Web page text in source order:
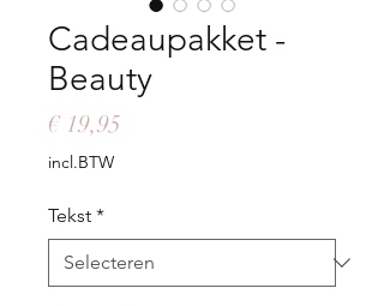
Cadeaupakket -
Beauty
€ 19,95
incl.BTW
Tekst *